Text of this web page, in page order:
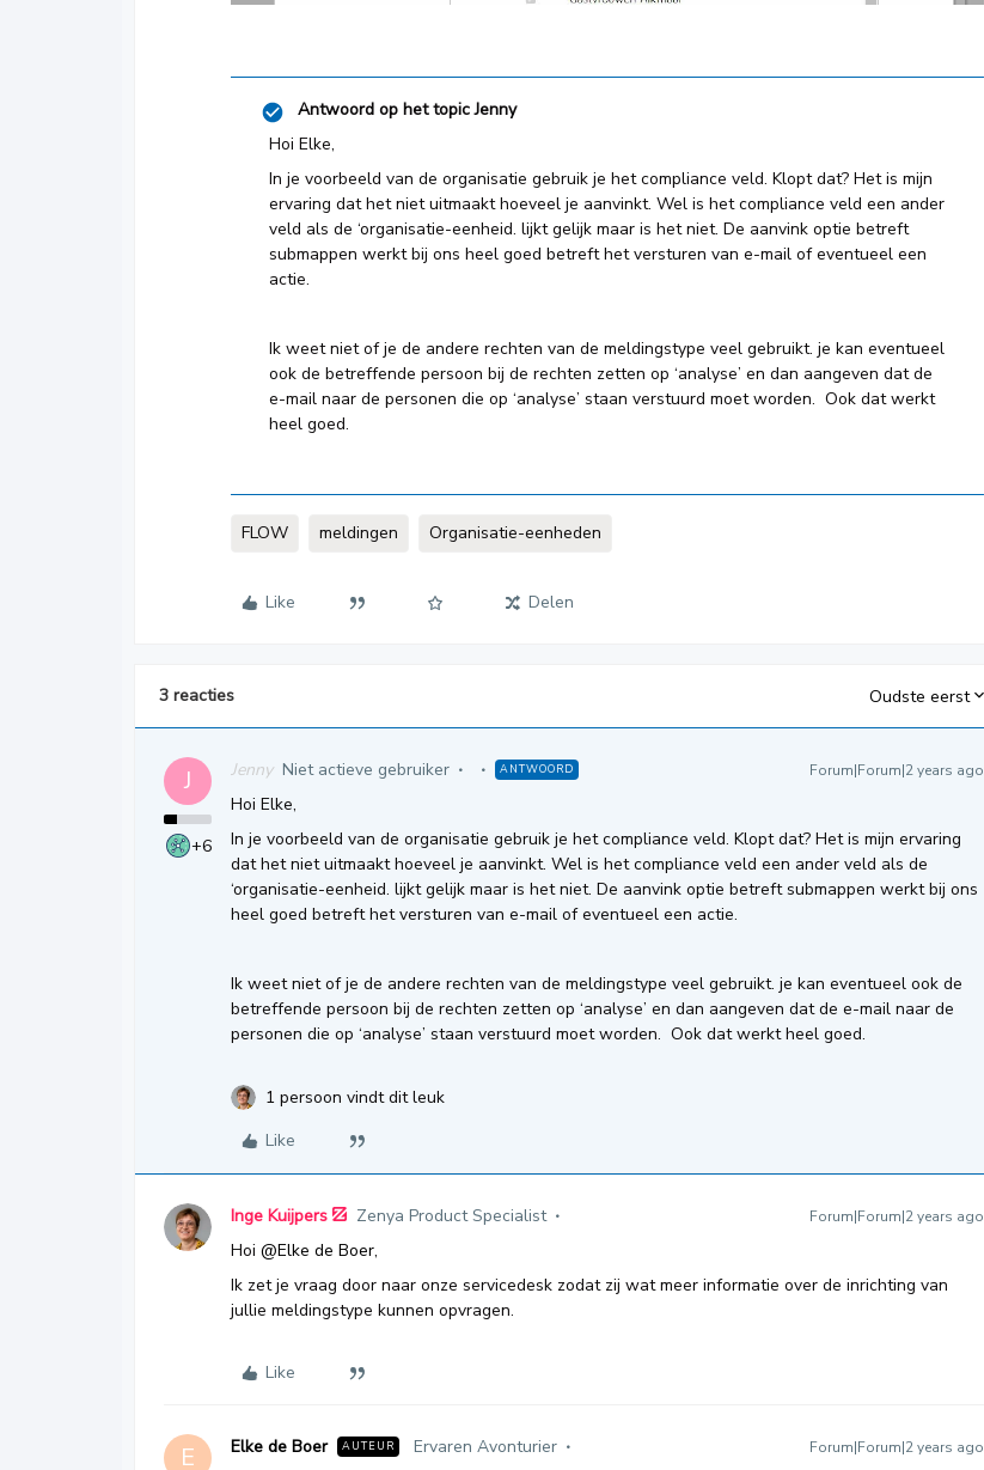
Antwoord op het topicJenny
Hoi Elke,
In je voorbeeld van de organisatie gebruik je het compliance veld. Klopt dat? Het is mijn
ervaring dat het niet uitmaakt hoeveel je aanvinkt. Wel is het compliance veld een ander
veld als de ‘organisatie-eenheid. lijkt gelijk maar is het niet. De aanvink optie betreft
submappen werkt bij ons heel goed betreft het versturen van e-mail of eventueel een
actie.
Ik weet niet of je de andere rechten van de meldingstype veel gebruikt. je kan eventueel
ook de betreffende persoon bij de rechten zetten op ‘analyse’ en dan aangeven dat de
e-mail naar de personen die op ‘analyse’ staan verstuurd moet worden. Ook dat werkt
heel goed.
FLOW meldingen Organisatie-eenheden
Like Delen
3 reacties Oudste eerst
J
+6
Jenny Niet actieve gebruiker ANTWOORD Forum|Forum|2 years ago
Hoi Elke,
In je voorbeeld van de organisatie gebruik je het compliance veld. Klopt dat? Het is mijn ervaring
dat het niet uitmaakt hoeveel je aanvinkt. Wel is het compliance veld een ander veld als de
‘organisatie-eenheid. lijkt gelijk maar is het niet. De aanvink optie betreft submappen werkt bij ons
heel goed betreft het versturen van e-mail of eventueel een actie.
Ik weet niet of je de andere rechten van de meldingstype veel gebruikt. je kan eventueel ook de
betreffende persoon bij de rechten zetten op ‘analyse’ en dan aangeven dat de e-mail naar de
personen die op ‘analyse’ staan verstuurd moet worden. Ook dat werkt heel goed.
1 persoon vindt dit leuk
Like
Inge Kuijpers Zenya Product Specialist Forum|Forum|2 years ago
Hoi @Elke de Boer,
Ik zet je vraag door naar onze servicedesk zodat zij wat meer informatie over de inrichting van
jullie meldingstype kunnen opvragen.
Like
E Elke de Boer AUTEUR Ervaren Avonturier Forum|Forum|2 years ago